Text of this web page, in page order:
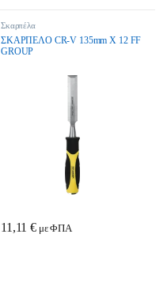
Σκαρπέλα
ΣΚΑΡΠΕΛΟ CR-V 135mm Χ 12 FF
GROUP
11,11€ με ΦΠΑ